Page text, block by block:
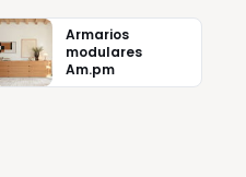
Armarios
modulares
Am.pm